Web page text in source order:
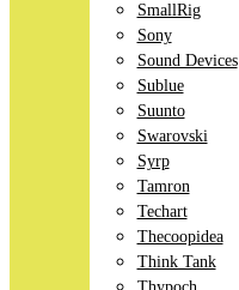
SmallRig
Sony
Sound Devices
Sublue
Suunto
Swarovski
Syrp
Tamron
Techart
Thecoopidea
Think Tank